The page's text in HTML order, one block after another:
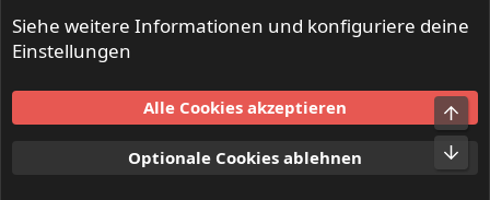
IRON FISTS - Heavy Metal & Doom Metal
Nutzungsbedingungen
Datenschutz
S
Siehe weitere Informationen und konfiguriere deine
Einstellungen
Alle Cookies akzeptieren
Optionale Cookies ablehnen